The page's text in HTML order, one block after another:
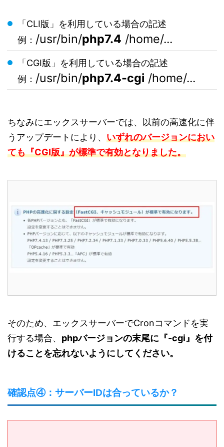
「CLI版」を利用している場合の記述
例： /usr/bin/php7.4 /home/...
「CGI版」を利用している場合の記述
例： /usr/bin/php7.4-cgi /home/...
ちなみにエックスサーバーでは、以前の高速化に伴
うアップデートにより、 いずれのバージョンにおい
ても『CGI版』が標準で有効となりました。
そのため、エックスサーバーでCronコマンドを実
行する場合、 phpバージョンの末尾に『-cgi』を付
けることを忘れないようにしてください。
確認点④：サーバーIDは合っているか？